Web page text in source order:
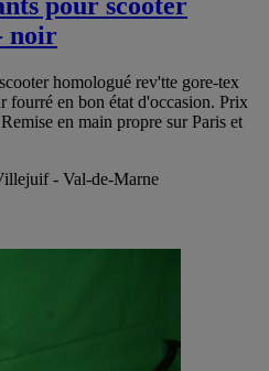
noir
homologué rev'tte gore-tex
fourré en bon état d'occasion. Prix
en main propre sur Paris et
- Val-de-Marne